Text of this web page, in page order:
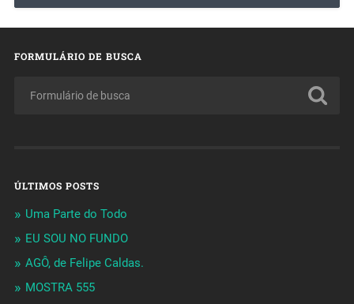
FORMULÁRIO DE BUSCA
ÚLTIMOS POSTS
Uma Parte do Todo
EU SOU NO FUNDO
AGÔ, de Felipe Caldas.
MOSTRA 555